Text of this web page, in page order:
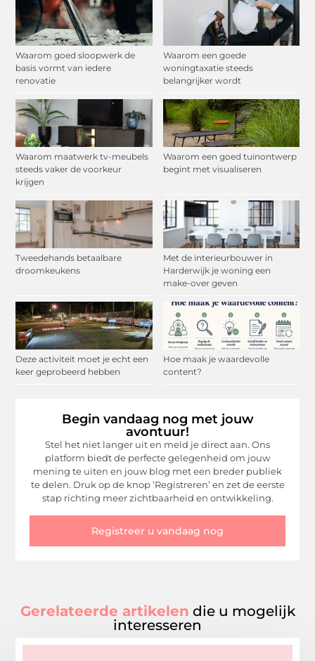
Waarom goed sloopwerk de
basis vormt van iedere
renovatie
Waarom een goede
woningtaxatie steeds
belangrijker wordt
Waarom maatwerk tv-meubels
steeds vaker de voorkeur
krijgen
Waarom een goed tuinontwerp
begint met visualiseren
Tweedehands betaalbare
droomkeukens
Met de interieurbouwer in
Harderwijk je woning een
make-over geven
Deze activiteit moet je echt een
keer geprobeerd hebben
Hoe maak je waardevolle
content?
Begin vandaag nog met jouw
avontuur!
Stel het niet langer uit en meld je direct aan. Ons
platform biedt de perfecte gelegenheid om jouw
mening te uiten en jouw blog met een breder publiek
te delen. Druk op de knop ‘Registreren’ en zet de eerste
stap richting meer zichtbaarheid en ontwikkeling.
Registreer u vandaag nog
Gerelateerde artikelen die u mogelijk
interesseren